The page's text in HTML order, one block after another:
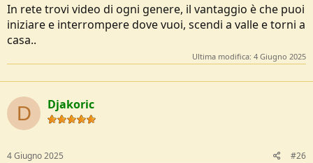
In rete trovi video di ogni genere, il vantaggio è che puoi
iniziare e interrompere dove vuoi, scendi a valle e torni a
casa..
Ultima modifica: 4 Giugno 2025
D Djakoric
4 Giugno 2025 #26